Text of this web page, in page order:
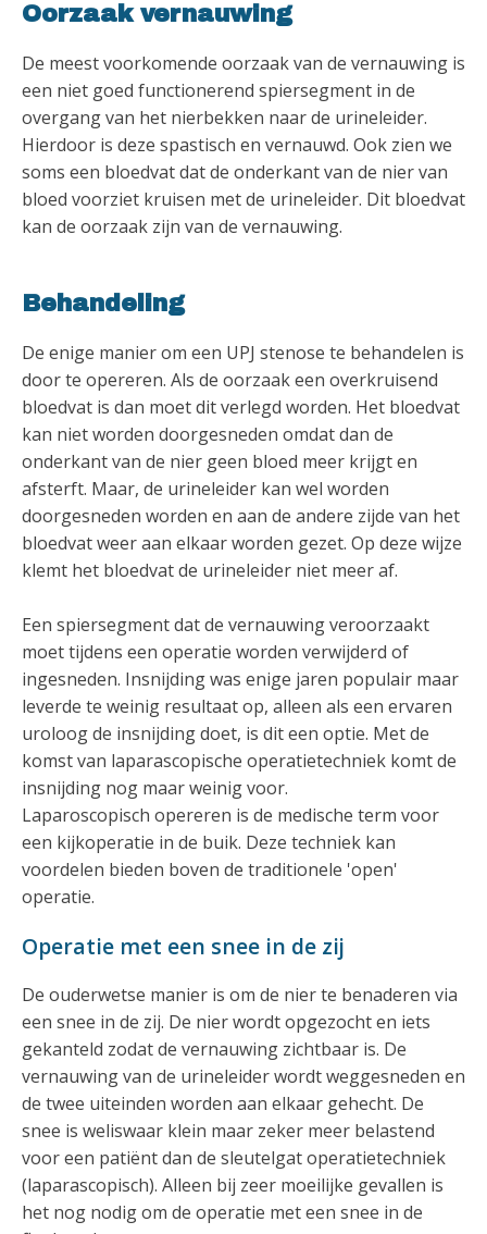
Oorzaak vernauwing
De meest voorkomende oorzaak van de vernauwing is
een niet goed functionerend spiersegment in de
overgang van het nierbekken naar de urineleider.
Hierdoor is deze spastisch en vernauwd. Ook zien we
soms een bloedvat dat de onderkant van de nier van
bloed voorziet kruisen met de urineleider. Dit bloedvat
kan de oorzaak zijn van de vernauwing.
Behandeling
De enige manier om een UPJ stenose te behandelen is
door te opereren. Als de oorzaak een overkruisend
bloedvat is dan moet dit verlegd worden. Het bloedvat
kan niet worden doorgesneden omdat dan de
onderkant van de nier geen bloed meer krijgt en
afsterft. Maar, de urineleider kan wel worden
doorgesneden worden en aan de andere zijde van het
bloedvat weer aan elkaar worden gezet. Op deze wijze
klemt het bloedvat de urineleider niet meer af.
Een spiersegment dat de vernauwing veroorzaakt
moet tijdens een operatie worden verwijderd of
ingesneden. Insnijding was enige jaren populair maar
leverde te weinig resultaat op, alleen als een ervaren
uroloog de insnijding doet, is dit een optie. Met de
komst van laparascopische operatietechniek komt de
insnijding nog maar weinig voor.
Laparoscopisch opereren is de medische term voor
een kijkoperatie in de buik. Deze techniek kan
voordelen bieden boven de traditionele 'open'
operatie.
Operatie met een snee in de zij
De ouderwetse manier is om de nier te benaderen via
een snee in de zij. De nier wordt opgezocht en iets
gekanteld zodat de vernauwing zichtbaar is. De
vernauwing van de urineleider wordt weggesneden en
de twee uiteinden worden aan elkaar gehecht. De
snee is weliswaar klein maar zeker meer belastend
voor een patiënt dan de sleutelgat operatietechniek
(laparascopisch). Alleen bij zeer moeilijke gevallen is
het nog nodig om de operatie met een snee in de